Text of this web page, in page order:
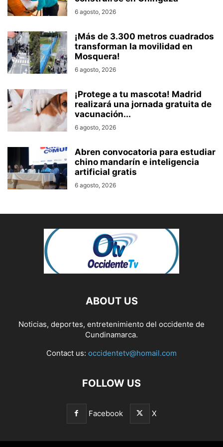
6 agosto, 2026
¡Más de 3.300 metros cuadrados
transforman la movilidad en
Mosquera!
6 agosto, 2026
¡Protege a tu mascota! Madrid
realizará una jornada gratuita de
vacunación...
6 agosto, 2026
Abren convocatoria para estudiar
chino mandarín e inteligencia
artificial gratis
6 agosto, 2026
ABOUT US
Noticias, deportes, entretenimiento del occidente de
Cundinamarca.
Contact us: occidentetv@homail.com
FOLLOW US
Facebook X